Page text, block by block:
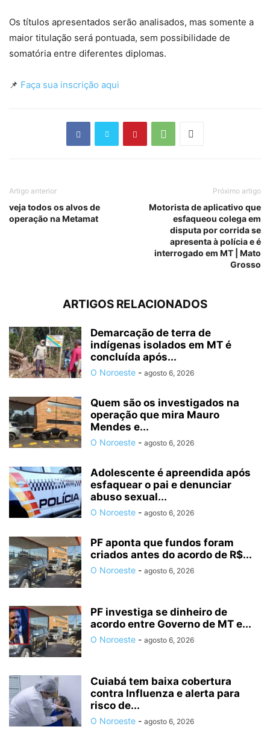
Os títulos apresentados serão analisados, mas somente a
maior titulação será pontuada, sem possibilidade de
somatória entre diferentes diplomas.
📌 Faça sua inscrição aqui
Artigo anterior
veja todos os alvos de
operação na Metamat
Próximo artigo
Motorista de aplicativo que
esfaqueou colega em
disputa por corrida se
apresenta à polícia e é
interrogado em MT | Mato
Grosso
ARTIGOS RELACIONADOS
Demarcação de terra de
indígenas isolados em MT é
concluída após...
O Noroeste - agosto 6, 2026
Quem são os investigados na
operação que mira Mauro
Mendes e...
O Noroeste - agosto 6, 2026
Adolescente é apreendida após
esfaquear o pai e denunciar
abuso sexual...
O Noroeste - agosto 6, 2026
PF aponta que fundos foram
criados antes do acordo de R$...
O Noroeste - agosto 6, 2026
PF investiga se dinheiro de
acordo entre Governo de MT e...
O Noroeste - agosto 6, 2026
Cuiabá tem baixa cobertura
contra Influenza e alerta para
risco de...
O Noroeste - agosto 6, 2026